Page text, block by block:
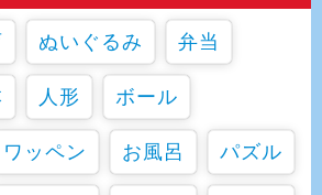
ぬいぐるみ 弁当
人形 ボール
ワッペン お風呂 パズル